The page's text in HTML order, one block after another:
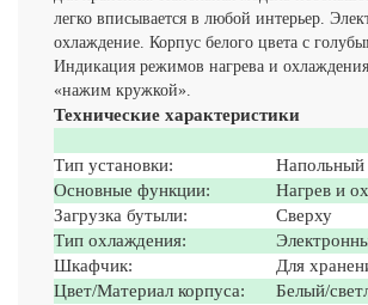
легко вписывается в любой интерьер.
охлаждение. Корпус белого цвета с
Индикация режимов нагрева и
«нажим кружкой».
Технические характеристики
Тип установки:
Напольный
Основные функции:
Нагрев и
Загрузка бутыли:
Сверху
Тип охлаждения:
Шкафчик:
Для
Цвет/Материал корпуса:
Белый/